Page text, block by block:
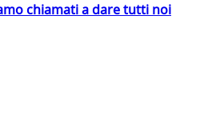
chiamati a dare tutti noi